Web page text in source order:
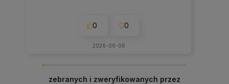
0 0
2026-06-06
zebranych i zweryfikowanych przez